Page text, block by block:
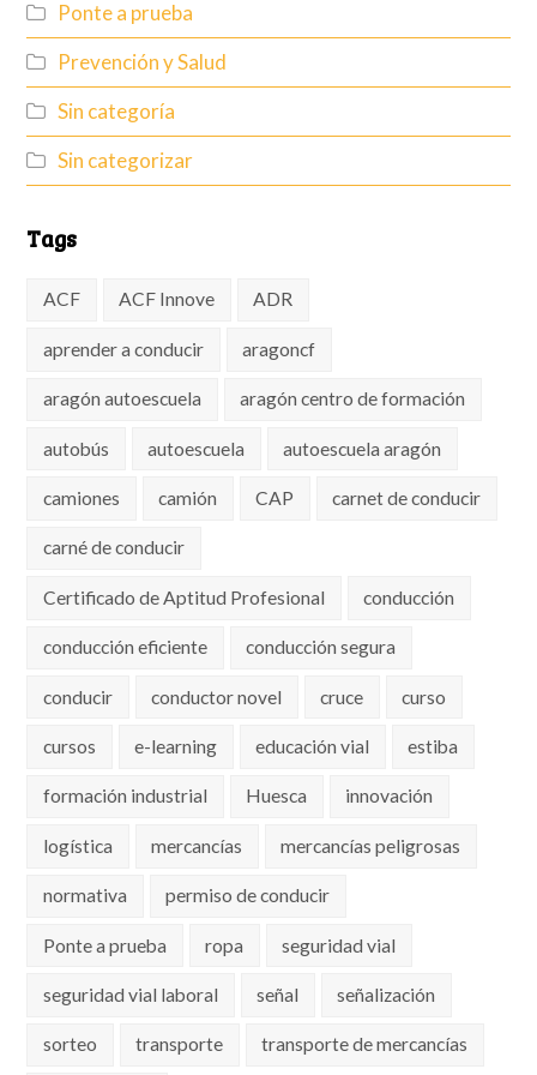
Ponte a prueba
Prevención y Salud
Sin categoría
Sin categorizar
Tags
ACF ACF Innove ADR
aprender a conducir aragoncf
aragón autoescuela aragón centro de formación
autobús autoescuela autoescuela aragón
camiones camión CAP carnet de conducir
carné de conducir
Certificado de Aptitud Profesional conducción
conducción eficiente conducción segura
conducir conductor novel cruce curso
cursos e-learning educación vial estiba
formación industrial Huesca innovación
logística mercancías mercancías peligrosas
normativa permiso de conducir
Ponte a prueba ropa seguridad vial
seguridad vial laboral señal señalización
sorteo transporte transporte de mercancías